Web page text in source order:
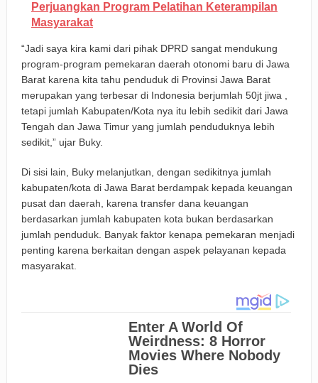
Perjuangkan Program Pelatihan Keterampilan
Masyarakat
“Jadi saya kira kami dari pihak DPRD sangat mendukung
program-program pemekaran daerah otonomi baru di Jawa
Barat karena kita tahu penduduk di Provinsi Jawa Barat
merupakan yang terbesar di Indonesia berjumlah 50jt jiwa ,
tetapi jumlah Kabupaten/Kota nya itu lebih sedikit dari Jawa
Tengah dan Jawa Timur yang jumlah penduduknya lebih
sedikit,” ujar Buky.
Di sisi lain, Buky melanjutkan, dengan sedikitnya jumlah
kabupaten/kota di Jawa Barat berdampak kepada keuangan
pusat dan daerah, karena transfer dana keuangan
berdasarkan jumlah kabupaten kota bukan berdasarkan
jumlah penduduk. Banyak faktor kenapa pemekaran menjadi
penting karena berkaitan dengan aspek pelayanan kepada
masyarakat.